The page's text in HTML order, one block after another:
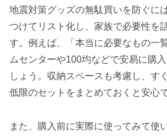
地震対策グッズの無駄買いを防ぐに
つけてリスト化し、家族で必要性を
す。例えば、「本当に必要なもの一
ムセンターや100均などで安易に購
しょう。収納スペースも考慮し、す
低限のセットをまとめておくと安心で
また、購入前に実際に使ってみて使